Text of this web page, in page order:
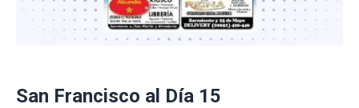
San Francisco al Día 15